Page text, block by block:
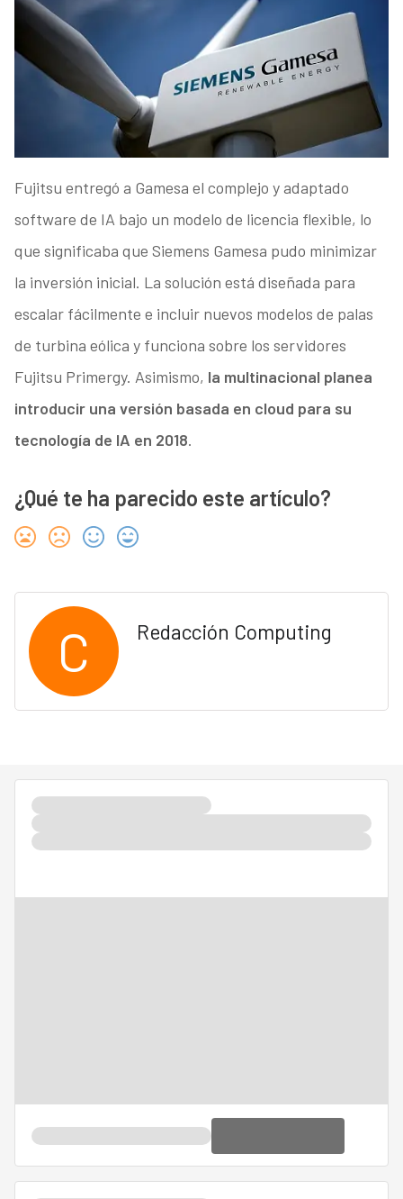
Fujitsu entregó a Gamesa el complejo y adaptado
software de IA bajo un modelo de licencia flexible, lo
que significaba que Siemens Gamesa pudo minimizar
la inversión inicial. La solución está diseñada para
escalar fácilmente e incluir nuevos modelos de palas
de turbina eólica y funciona sobre los servidores
Fujitsu Primergy. Asimismo, la multinacional planea
introducir una versión basada en cloud para su
tecnología de IA en 2018.
¿Qué te ha parecido este artículo?
C Redacción Computing